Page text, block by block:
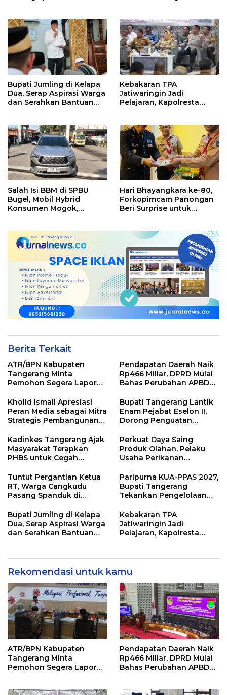
Bupati Jumling di Kelapa
Dua, Serap Aspirasi Warga
dan Serahkan Bantuan
Kebakaran TPA
Jatiwaringin Jadi
Pelajaran, Kapolresta
Ditingkatkan
Salah Isi BBM di SPBU
Bugel, Mobil Hybrid
Konsumen Mogok,
Hari Bhayangkara ke-80,
Forkopimcam Panongan
Beri Surprise untuk
Berita Terkait
ATR/BPN Kabupaten
Tangerang Minta
Pemohon Segera Lapor
Mandek
Pendapatan Daerah Naik
Rp466 Miliar, DPRD Mulai
Bahas Perubahan APBD
Kholid Ismail Apresiasi
Peran Media sebagai Mitra
Strategis Pembangunan
Tangerang
Bupati Tangerang Lantik
Enam Pejabat Eselon II,
Dorong Penguatan
Publik
Kadinkes Tangerang Ajak
Masyarakat Terapkan
PHBS untuk Cegah
Perkuat Daya Saing
Produk Olahan, Pelaku
Usaha Perikanan
Didorong Terapkan SNI
Tuntut Pergantian Ketua
RT, Warga Cangkudu
Pasang Spanduk di
Paripurna KUA-PPAS 2027,
Bupati Tangerang
Tekankan Pengelolaan
Dampak El Nino
Bupati Jumling di Kelapa
Dua, Serap Aspirasi Warga
dan Serahkan Bantuan
Kebakaran TPA
Jatiwaringin Jadi
Pelajaran, Kapolresta
Ditingkatkan
Rekomendasi untuk kamu
ATR/BPN Kabupaten
Tangerang Minta
Pemohon Segera Lapor
Pendapatan Daerah Naik
Rp466 Miliar, DPRD Mulai
Bahas Perubahan APBD